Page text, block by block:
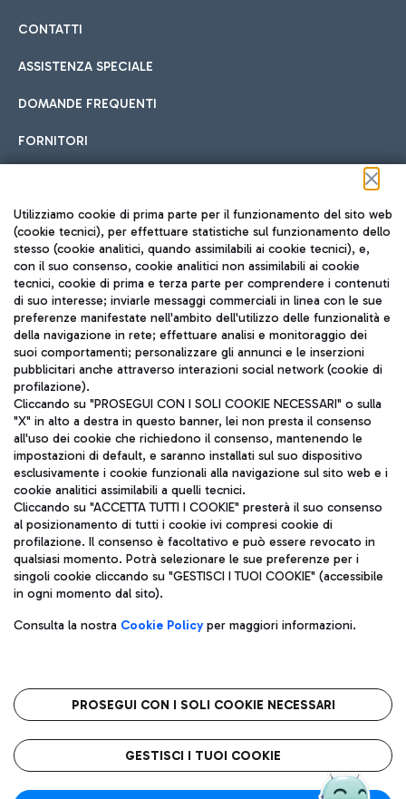
CONTATTI
ASSISTENZA SPECIALE
DOMANDE FREQUENTI
FORNITORI
Seguici sui social
TRAVEL JOURNAL
ITA
Aeroporti di Roma S.p.A. - Società soggetta a direzione e
coordinamento di Mundys S.p.A.
Codice fiscale e Registro delle Imprese di Roma 13032990155 P.
IVA 06572251004
Capitale sociale 62.224.743,00 int. vers.
Sede legale: Via Pier Paolo Racchetti 1 - 00054 Fiumicino (RM)
telefono +39 06 65951
Privacy policy
Note legali
Roma FCO
L'aeroporto stellato
Utilizziamo cookie di prima parte per il funzionamento del sito web
(cookie tecnici), per effettuare statistiche sul funzionamento dello
stesso (cookie analitici, quando assimilabili ai cookie tecnici), e,
con il suo consenso, cookie analitici non assimilabili ai cookie
tecnici, cookie di prima e terza parte per comprendere i contenuti
di suo interesse; inviarle messaggi commerciali in linea con le sue
preferenze manifestate nell'ambito dell'utilizzo delle funzionalità e
della navigazione in rete; effettuare analisi e monitoraggio dei
suoi comportamenti; personalizzare gli annunci e le inserzioni
pubblicitari anche attraverso interazioni social network (cookie di
profilazione).
Cliccando su "PROSEGUI CON I SOLI COOKIE NECESSARI" o sulla
"X" in alto a destra in questo banner, lei non presta il consenso
all'uso dei cookie che richiedono il consenso, mantenendo le
impostazioni di default, e saranno installati sul suo dispositivo
esclusivamente i cookie funzionali alla navigazione sul sito web e i
cookie analitici assimilabili a quelli tecnici.
Cliccando su "ACCETTA TUTTI I COOKIE" presterà il suo consenso
al posizionamento di tutti i cookie ivi compresi cookie di
profilazione. Il consenso è facoltativo e può essere revocato in
qualsiasi momento. Potrà selezionare le sue preferenze per i
singoli cookie cliccando su "GESTISCI I TUOI COOKIE" (accessibile
in ogni momento dal sito).
Consulta la nostra Cookie Policyper maggiori informazioni.
PROSEGUI CON I SOLI COOKIE NECESSARI
GESTISCI I TUOI COOKIE